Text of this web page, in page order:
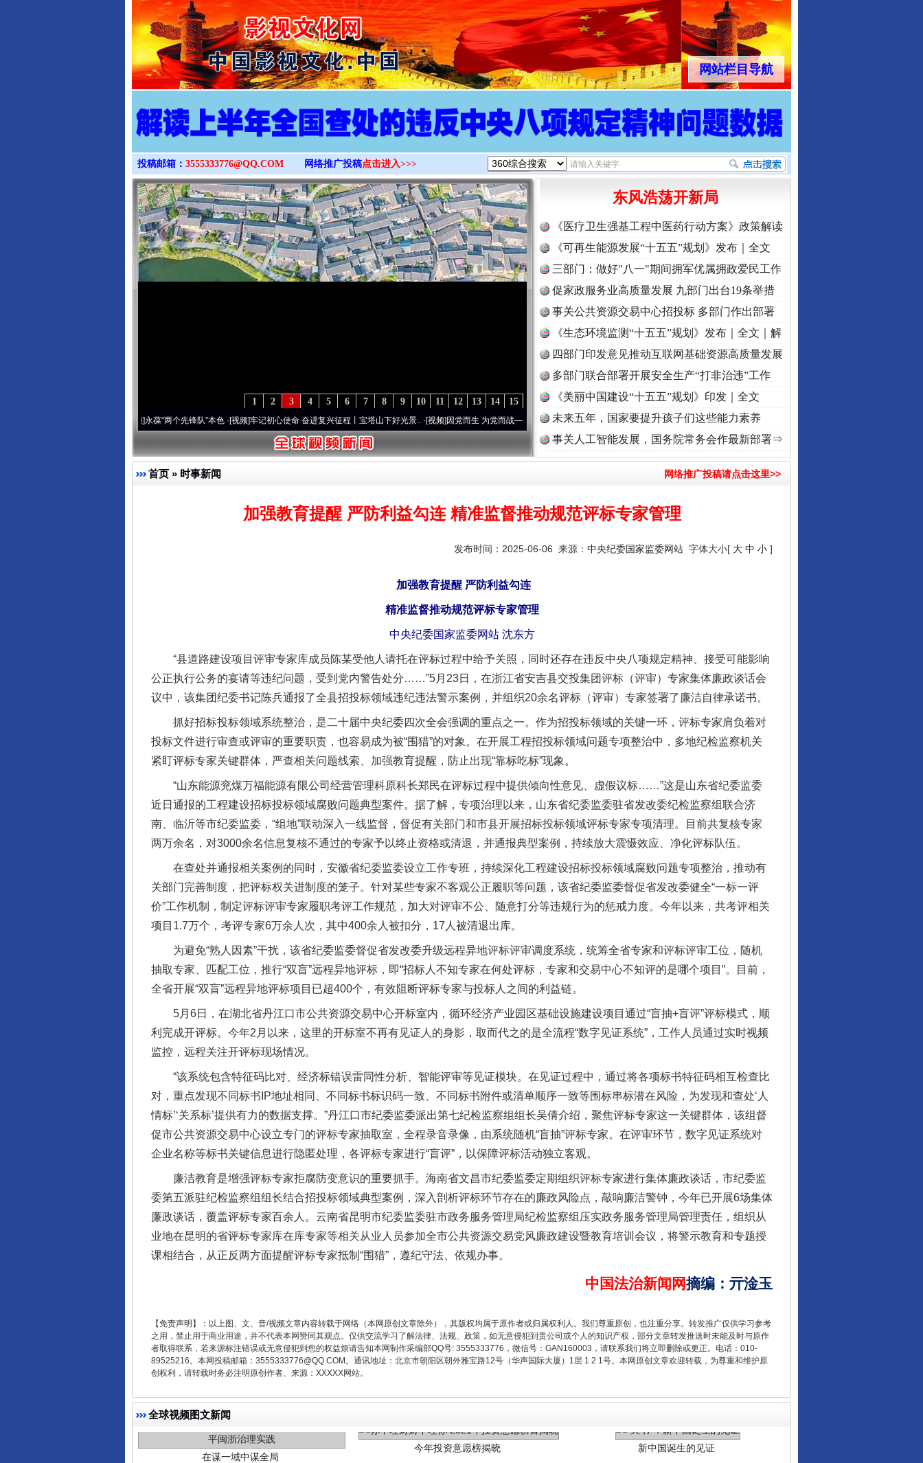
>
网站栏目导航
投稿邮箱： 3555333776@QQ.COM 网络推广投稿点击进入>>>
15
14
13
12
11
10
9
8
7
6
5
4
3
2
1
永葆“两个先锋队”本色·[视频]牢记初心使命 奋进复兴征程丨宝塔山下好光景..·[视频]因党而生 为党而战——百年“纪”事⑧加强纪律..·[视频] 牢记初心使命 奋进复兴征程丨“转折之城”激荡..
东风浩荡开新局
《医疗卫生强基工程中医药行动方案》政策解读
《可再生能源发展“十五五”规划》发布｜全文
三部门：做好"八一"期间拥军优属拥政爱民工作
促家政服务业高质量发展 九部门出台19条举措
事关公共资源交易中心招投标 多部门作出部署
《生态环境监测“十五五”规划》发布｜全文｜解
读
四部门印发意见推动互联网基础资源高质量发展
多部门联合部署开展安全生产“打非治违”工作
《美丽中国建设“十五五”规划》印发｜全文
未来五年，国家要提升孩子们这些能力素养
事关人工智能发展，国务院常务会作最新部署⇒
首页 » 时事新闻 网络推广投稿请点击这里>>
加强教育提醒 严防利益勾连 精准监督推动规范评标专家管理
发布时间：2025-06-06 来源： 中央纪委国家监委网站 字体大小[ 大 中 小 ]
加强教育提醒 严防利益勾连
精准监督推动规范评标专家管理
中央纪委国家监委网站 沈东方
“县道路建设项目评审专家库成员陈某受他人请托在评标过程中给予关照，同时还存在违反中央八项规定精神、接受可能影响
公正执行公务的宴请等违纪问题，受到党内警告处分……”5月23日，在浙江省安吉县交投集团评标（评审）专家集体廉政谈话会
议中，该集团纪委书记陈兵通报了全县招投标领域违纪违法警示案例，并组织20余名评标（评审）专家签署了廉洁自律承诺书。
抓好招标投标领域系统整治，是二十届中央纪委四次全会强调的重点之一。作为招投标领域的关键一环，评标专家肩负着对
投标文件进行审查或评审的重要职责，也容易成为被“围猎”的对象。在开展工程招投标领域问题专项整治中，多地纪检监察机关
紧盯评标专家关键群体，严查相关问题线索、加强教育提醒，防止出现“靠标吃标”现象。
“山东能源兖煤万福能源有限公司经营管理科原科长郑民在评标过程中提供倾向性意见、虚假议标……”这是山东省纪委监委
近日通报的工程建设招标投标领域腐败问题典型案件。据了解，专项治理以来，山东省纪委监委驻省发改委纪检监察组联合济
南、临沂等市纪委监委，“组地”联动深入一线监督，督促有关部门和市县开展招标投标领域评标专家专项清理。目前共复核专家
两万余名，对3000余名信息复核不通过的专家予以终止资格或清退，并通报典型案例，持续放大震慑效应、净化评标队伍。
在查处并通报相关案例的同时，安徽省纪委监委设立工作专班，持续深化工程建设招标投标领域腐败问题专项整治，推动有
关部门完善制度，把评标权关进制度的笼子。针对某些专家不客观公正履职等问题，该省纪委监委督促省发改委健全“一标一评
价”工作机制，制定评标评审专家履职考评工作规范，加大对评审不公、随意打分等违规行为的惩戒力度。今年以来，共考评相关
项目1.7万个，考评专家6万余人次，其中400余人被扣分，17人被清退出库。
为避免“熟人因素”干扰，该省纪委监委督促省发改委升级远程异地评标评审调度系统，统筹全省专家和评标评审工位，随机
抽取专家、匹配工位，推行“双盲”远程异地评标，即“招标人不知专家在何处评标，专家和交易中心不知评的是哪个项目”。目前，
全省开展“双盲”远程异地评标项目已超400个，有效阻断评标专家与投标人之间的利益链。
5月6日，在湖北省丹江口市公共资源交易中心开标室内，循环经济产业园区基础设施建设项目通过“盲抽+盲评”评标模式，顺
利完成开评标。今年2月以来，这里的开标室不再有见证人的身影，取而代之的是全流程“数字见证系统”，工作人员通过实时视频
监控，远程关注开评标现场情况。
“该系统包含特征码比对、经济标错误雷同性分析、智能评审等见证模块。在见证过程中，通过将各项标书特征码相互检查比
对，重点发现不同标书IP地址相同、不同标书标识码一致、不同标书附件或清单顺序一致等围标串标潜在风险，为发现和查处‘人
情标’‘关系标’提供有力的数据支撑。”丹江口市纪委监委派出第七纪检监察组组长吴倩介绍，聚焦评标专家这一关键群体，该组督
促市公共资源交易中心设立专门的评标专家抽取室，全程录音录像，由系统随机“盲抽”评标专家。在评审环节，数字见证系统对
企业名称等标书关键信息进行隐匿处理，各评标专家进行“盲评”，以保障评标活动独立客观。
廉洁教育是增强评标专家拒腐防变意识的重要抓手。海南省文昌市纪委监委定期组织评标专家进行集体廉政谈话，市纪委监
委第五派驻纪检监察组组长结合招投标领域典型案例，深入剖析评标环节存在的廉政风险点，敲响廉洁警钟，今年已开展6场集体
廉政谈话，覆盖评标专家百余人。云南省昆明市纪委监委驻市政务服务管理局纪检监察组压实政务服务管理局管理责任，组织从
业地在昆明的省评标专家库在库专家等相关从业人员参加全市公共资源交易党风廉政建设暨教育培训会议，将警示教育和专题授
课相结合，从正反两方面提醒评标专家抵制“围猎”，遵纪守法、依规办事。
中国法治新闻网摘编 ： 亓淦玉
【免责声明】：以上图、文、音/视频文章内容转载于网络（本网原创文章除外），其版权均属于原作者或归属权利人。我们尊重原创，也注重分享。转发推广仅供学习参考
之用，禁止用于商业用途，并不代表本网赞同其观点。仅供交流学习了解法律、法规、政策，如无意侵犯到贵公司或个人的知识产权，部分文章转发推送时未能及时与原作
者取得联系，若来源标注错误或无意侵犯到您的权益烦请告知本网制作采编部QQ号: 3555333776，微信号：GAN160003，请联系我们将立即删除或更正。电话：010-
89525216。本网投稿邮箱：3555333776@QQ.COM。通讯地址：北京市朝阳区朝外雅宝路12号（华声国际大厦）1层 1 2 1号。本网原创文章欢迎转载，为尊重和维护原
创权利，请转载时务必注明原创作者、来源：XXXXX网站。
全球视频图文新闻
网上购药对药下症？
“神药”背后的真相
这是一记警钟！ 谢谢有你温暖了四季 法官巧妙执行解纠纷